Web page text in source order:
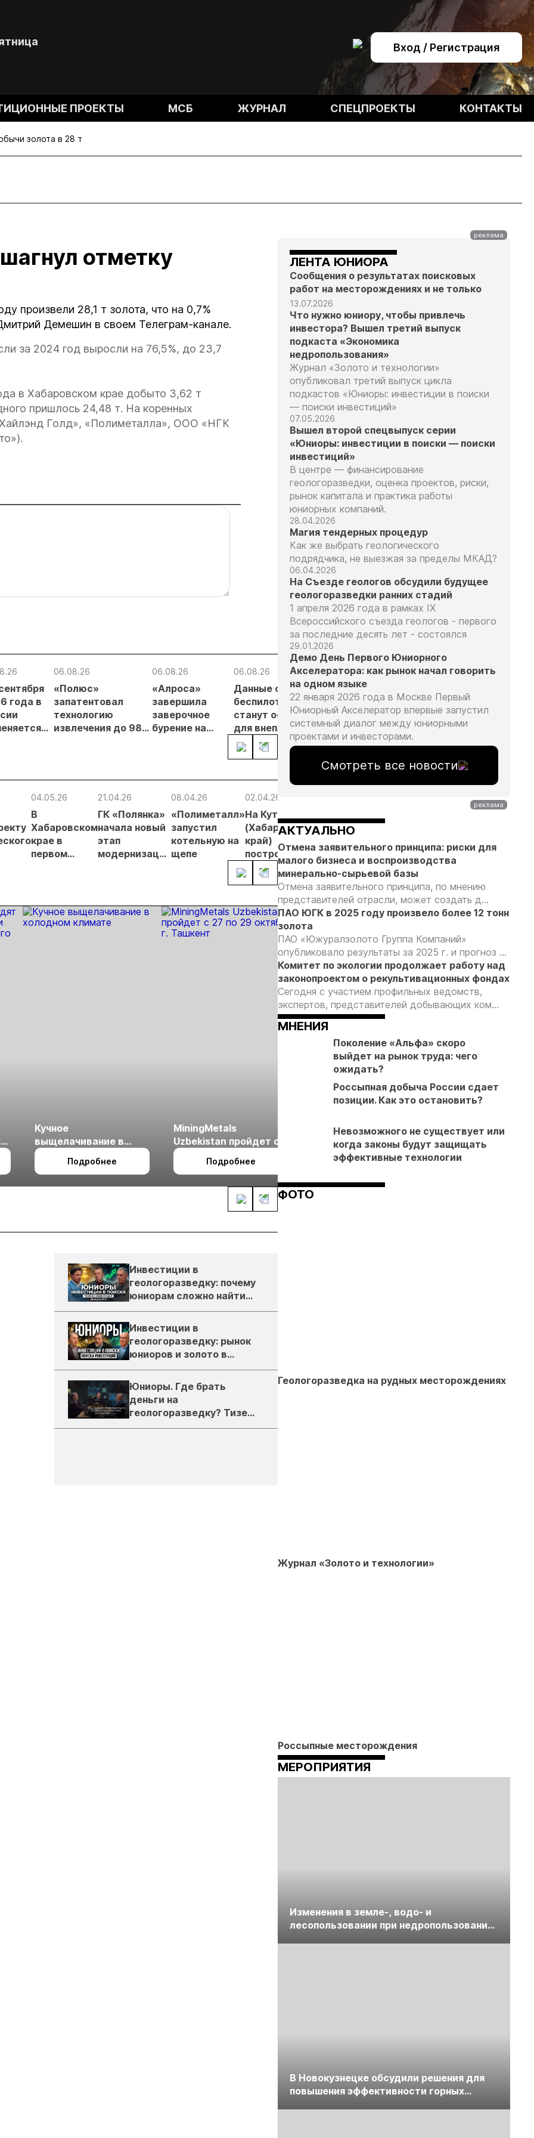
Вход / Регистрация
ПРОЕКТЫ МСБ ЖУРНАЛ СПЕЦПРОЕКТЫ КОНТАКТЫ
золота в 28 т
отметку
произвели 28,1 т золота, что на 0,7%
Демешин в своем Телеграм-канале.
за 2024 год выросли на 76,5%, до 23,7
в Хабаровском крае добыто 3,62 т
пришлось 24,48 т. На коренных
Голд», «Полиметалла», ООО «НГК
года в
06.08.26
«Полюс»
запатентовал
технологию
извлечения до 98%
06.08.26
«Алроса»
завершила
заверочное
бурение на
06.08.26
Данные с
беспилотников
станут основанием
для внеплановых
проверок
недропользователей
05.08.26
Добыча
золота на
Камчатке
снизилась
на 20,3% в
полугодии
05.08.26
оставила в
силе
приговор
по делу о
добыче 43
05.08.26
предложили
изменить
подходы к
россыпной
золотодобычи
лицензирования
04.05.26
В
Хабаровском
крае в
первом
золота
21.04.26
ГК «Полянка»
начала новый
этап
модернизации
08.04.26
«Полиметалл»
запустил
котельную на
щепе
02.04.26
На Кутыне
(Хабаровский
край)
построили
новое
общежитие
Хабаровском
году
планируют
добывать
более 40
тонн золота
в год
отбирают
инвесторов
для
аффинажного
завода
развивают
добычу
Кучное
выщелачивание в
холодном климате
Подробнее
MiningMetals
Uzbekistan пройдет с
27 по 29 октября в г.
Ташкент
Подробнее
Выставка «Рудник
2026» пройдет в
Екатеринбурге
Подробнее
Российская
отраслевая
энергетическая
Инвестиции в
геологоразведку: почему
юниорам сложно найти
деньги
Инвестиции в
геологоразведку: рынок
юниоров и золото в
России
Юниоры. Где брать
деньги на
геологоразведку? Тизер
подкаста ЗиТ №1
ЛЕНТА ЮНИОРА
Сообщения о результатах поисковых
работ на месторождениях и не только
13.07.2026
Что нужно юниору, чтобы привлечь
инвестора? Вышел третий выпуск
подкаста «Экономика
недропользования»
Журнал «Золото и технологии»
опубликовал третий выпуск цикла
подкастов «Юниоры: инвестиции в поиски
— поиски инвестиций»
07.05.2026
Вышел второй спецвыпуск серии
«Юниоры: инвестиции в поиски — поиски
инвестиций»
В центре — финансирование
геологоразведки, оценка проектов, риски,
рынок капитала и практика работы
юниорных компаний.
28.04.2026
Магия тендерных процедур
Как же выбрать геологического
подрядчика, не выезжая за пределы МКАД?
06.04.2026
На Съезде геологов обсудили будущее
геологоразведки ранних стадий
1 апреля 2026 года в рамках IX
Всероссийского съезда геологов - первого
за последние десять лет - состоялся
29.01.2026
Демо День Первого Юниорного
Акселератора: как рынок начал говорить
на одном языке
22 января 2026 года в Москве Первый
Юниорный Акселератор впервые запустил
системный диалог между юниорными
проектами и инвесторами.
Смотреть все новости
АКТУАЛЬНО
Отмена заявительного принципа: риски для
малого бизнеса и воспроизводства
минерально-сырьевой базы
Отмена заявительного принципа, по мнению
представителей отрасли, может создать д...
ПАО ЮГК в 2025 году произвело более 12 тонн
золота
ПАО «Южуралзолото Группа Компаний»
опубликовало результаты за 2025 г. и прогноз ...
Комитет по экологии продолжает работу над
законопроектом о рекультивационных фондах
Сегодня с участием профильных ведомств,
экспертов, представителей добывающих ком...
МНЕНИЯ
Поколение «Альфа» скоро
выйдет на рынок труда: чего
ожидать?
Россыпная добыча России сдает
позиции. Как это остановить?
Невозможного не существует или
когда законы будут защищать
эффективные технологии
ФОТО
Геологоразведка на рудных месторождениях
Журнал «Золото и технологии»
Россыпные месторождения
МЕРОПРИЯТИЯ
Изменения в земле-, водо- и
лесопользовании при недропользовании
В Новокузнецке обсудили решения для
повышения эффективности горных